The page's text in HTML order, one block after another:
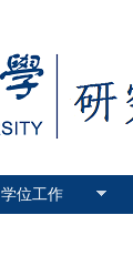
学位工作